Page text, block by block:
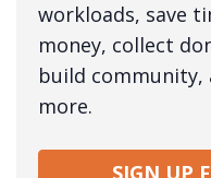
workloads, save
money, collect
build community,
more.
SIGN UP